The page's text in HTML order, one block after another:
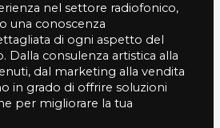
nel settore radiofonico,
una conoscenza
di ogni aspetto del
Dalla consulenza artistica alla
dal marketing alla vendita
in grado di offrire soluzioni
per migliorare la tua